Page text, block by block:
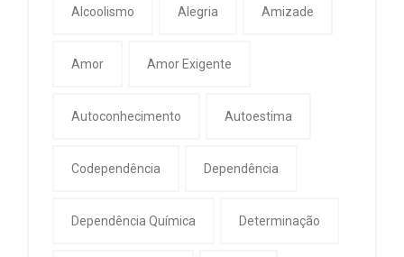
Alcoolismo Alegria Amizade
Amor Amor Exigente
Autoconhecimento Autoestima
Codependência Dependência
Dependência Química Determinação